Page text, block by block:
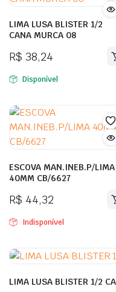
LIMA LUSA BLISTER 1/2
CANA MURCA 08
R$ 38,24
Disponível
ESCOVA MAN.INEB.P/LIMA
40MM CB/6627
R$ 44,32
Indisponível
LIMA LUSA BLISTER 1/2